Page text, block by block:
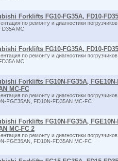
Forklifts FG10-FG35A, FD10-
по ремонту и диагностики
MC
Forklifts FG10-FG35A, FD10-
по ремонту и диагностики
MC
Forklifts FG10N-FG35A, FGE10N-
MC-FC
по ремонту и диагностики
FGE35AN, FD10N-FD35AN MC-FC
Forklifts FG10N-FG35A, FGE10N-
MC-FC 2
по ремонту и диагностики
FGE35AN, FD10N-FD35AN MC-FC